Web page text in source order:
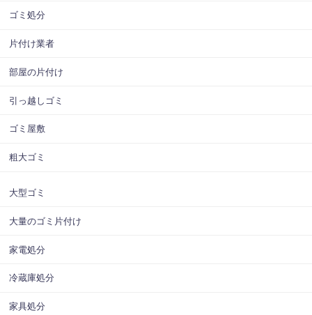
ゴミ処分
片付け業者
部屋の片付け
引っ越しゴミ
ゴミ屋敷
粗大ゴミ
大型ゴミ
大量のゴミ片付け
家電処分
冷蔵庫処分
家具処分